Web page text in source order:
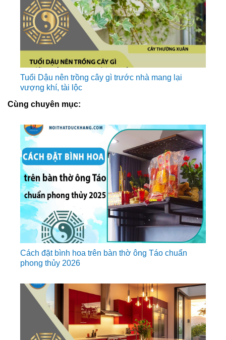
Tuổi Dậu nên trồng cây gì trước nhà mang lại
vượng khí, tài lộc
Cùng chuyên mục:
Cách đặt bình hoa trên bàn thờ ông Táo chuẩn
phong thủy 2026